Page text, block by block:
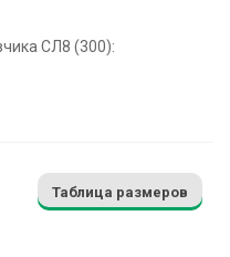
СЛ8 (300):
Таблица размеров